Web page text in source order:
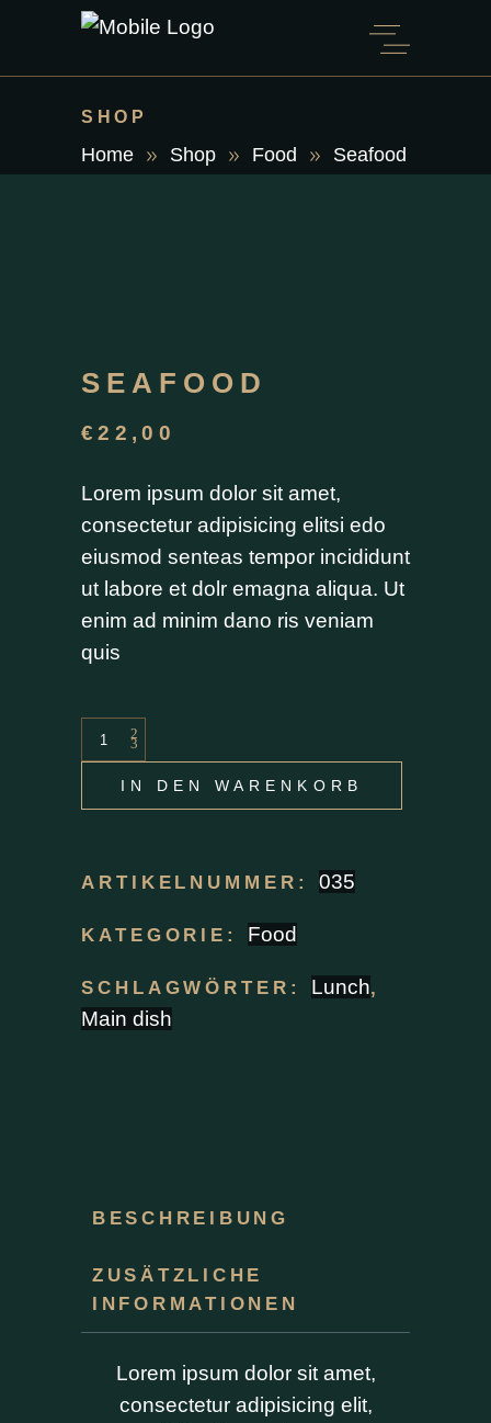
SHOP
Home Shop Food Seafood
SEAFOOD
€22,00
Lorem ipsum dolor sit amet,
consectetur adipisicing elitsi edo
eiusmod senteas tempor incididunt
ut labore et dolr emagna aliqua. Ut
enim ad minim dano ris veniam
quis
IN DEN WARENKORB
ARTIKELNUMMER: 035
KATEGORIE: Food
SCHLAGWÖRTER: Lunch,
Main dish
BESCHREIBUNG
ZUSÄTZLICHE
INFORMATIONEN
Lorem ipsum dolor sit amet,
consectetur adipisicing elit,